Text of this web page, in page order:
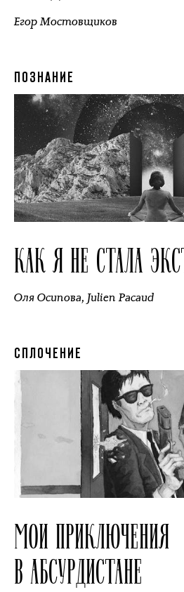
Егор Мостовщиков
ПОЗНАНИЕ
КАК Я НЕ СТАЛА
Оля Осипова, Julien Pacaud
СПЛОЧЕНИЕ
МОИ ПРИКЛЮЧЕНИЯ
В АБСУРДИСТАНЕ